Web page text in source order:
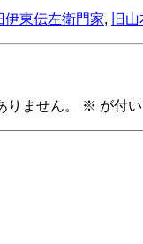
伊東伝左衛門家, 旧
ません。 ※ が付